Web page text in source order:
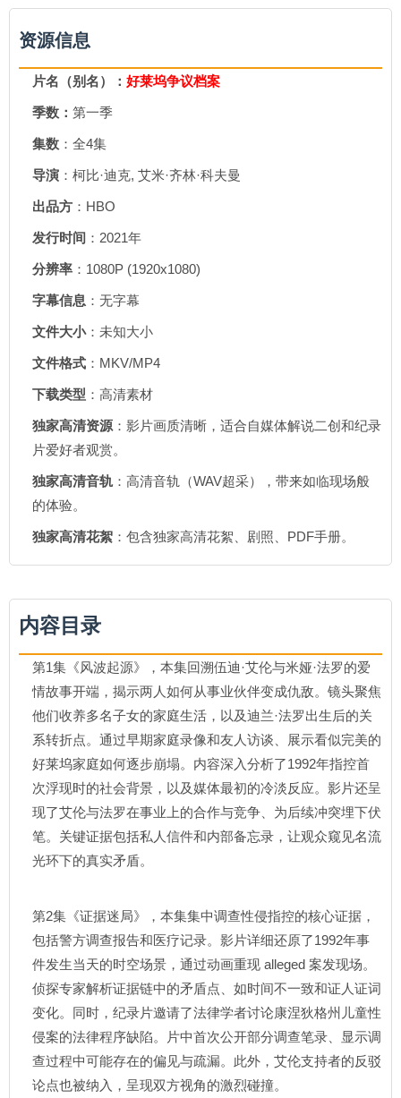
资源信息
片名（别名）： 好莱坞争议档案
季数： 第一季
集数 ：全4集
导演 ：柯比·迪克, 艾米·齐林·科夫曼
出品方 ：HBO
发行时间 ：2021年
分辨率 ：1080P (1920x1080)
字幕信息 ：无字幕
文件大小：未知大小
文件格式 ：MKV/MP4
下载类型 ：高清素材
独家高清资源 ：影片画质清晰，适合自媒体解说二创和纪录
片爱好者观赏。
独家高清音轨 ：高清音轨（WAV超采），带来如临现场般
的体验。
独家高清花絮 ：包含独家高清花絮、剧照、PDF手册。
内容目录
第1集《风波起源》，本集回溯伍迪·艾伦与米娅·法罗的爱
情故事开端，揭示两人如何从事业伙伴变成仇敌。镜头聚焦
他们收养多名子女的家庭生活，以及迪兰·法罗出生后的关
系转折点。通过早期家庭录像和友人访谈、展示看似完美的
好莱坞家庭如何逐步崩塌。内容深入分析了1992年指控首
次浮现时的社会背景，以及媒体最初的冷淡反应。影片还呈
现了艾伦与法罗在事业上的合作与竞争、为后续冲突埋下伏
笔。关键证据包括私人信件和内部备忘录，让观众窥见名流
光环下的真实矛盾。
第2集《证据迷局》，本集集中调查性侵指控的核心证据，
包括警方调查报告和医疗记录。影片详细还原了1992年事
件发生当天的时空场景，通过动画重现 alleged 案发现场。
侦探专家解析证据链中的矛盾点、如时间不一致和证人证词
变化。同时，纪录片邀请了法律学者讨论康涅狄格州儿童性
侵案的法律程序缺陷。片中首次公开部分调查笔录、显示调
查过程中可能存在的偏见与疏漏。此外，艾伦支持者的反驳
论点也被纳入，呈现双方视角的激烈碰撞。